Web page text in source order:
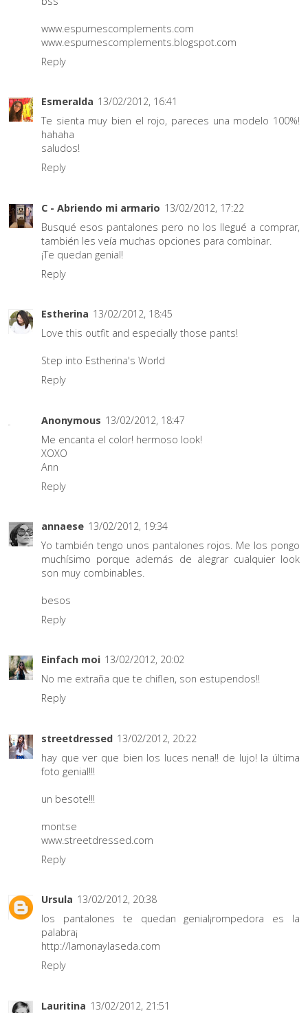
www.espurnescomplements.com
www.espurnescomplements.blogspot.com
Reply
Esmeralda 13/02/2012, 16:41
Te sienta muy bien el rojo, pareces una modelo 100%!
hahaha
saludos!
Reply
C - Abriendo mi armario 13/02/2012, 17:22
Busqué esos pantalones pero no los llegué a comprar,
también les veía muchas opciones para combinar.
¡Te quedan genial!
Reply
Estherina 13/02/2012, 18:45
Love this outfit and especially those pants!
Step into Estherina's World
Reply
Anonymous 13/02/2012, 18:47
Me encanta el color! hermoso look!
XOXO
Ann
Reply
annaese 13/02/2012, 19:34
Yo también tengo unos pantalones rojos. Me los pongo
muchísimo porque además de alegrar cualquier look
son muy combinables.
besos
Reply
Einfach moi 13/02/2012, 20:02
No me extraña que te chiflen, son estupendos!!
Reply
streetdressed 13/02/2012, 20:22
hay que ver que bien los luces nena!! de lujo! la última
foto genial!!!
un besote!!!
montse
www.streetdressed.com
Reply
Ursula 13/02/2012, 20:38
los pantalones te quedan genial¡rompedora es la
palabra¡
http://lamonaylaseda.com
Reply
Lauritina 13/02/2012, 21:51